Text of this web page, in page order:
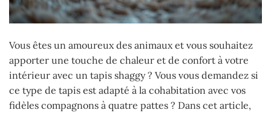
Vous êtes un amoureux des animaux et vous souhaitez
apporter une touche de chaleur et de confort à votre
intérieur avec un tapis shaggy ? Vous vous demandez si
ce type de tapis est adapté à la cohabitation avec vos
fidèles compagnons à quatre pattes ? Dans cet article,